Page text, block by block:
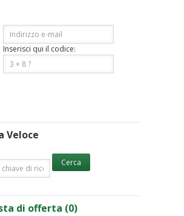
Inserisci qui il codice:
Veloce
di offerta (0)